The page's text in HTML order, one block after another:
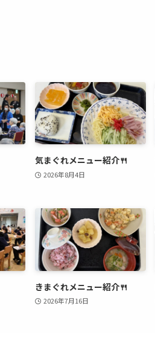
気まぐれメニュー紹介🍴
2026年8月4日
きまぐれメニュー紹介🍴
2026年7月16日